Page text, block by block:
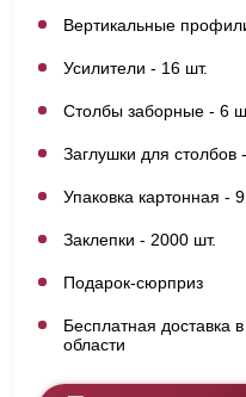
Вертикальные
Усилители - 16 шт.
Столбы заборные - 6
Заглушки для столбов
Упаковка картонная -
Заклепки - 2000 шт.
Подарок-сюрприз
Бесплатная доставка
области